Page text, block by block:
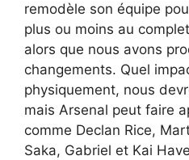
remodèle son équipe
plus ou moins au
alors que nous avons
changements. Quel
physiquement, nous
mais Arsenal peut faire
comme Declan Rice,
Saka, Gabriel et Kai